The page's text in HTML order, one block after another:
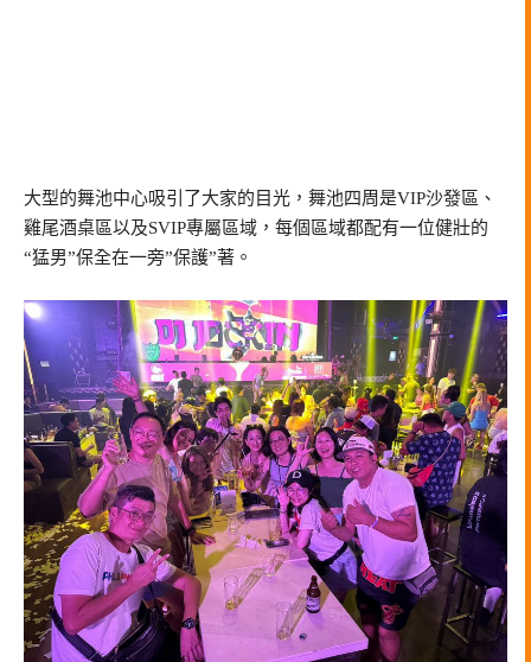
大型的舞池中心吸引了大家的目光，舞池四周是VIP沙發區、
雞尾酒桌區以及SVIP專屬區域，每個區域都配有一位健壯的
“猛男”保全在一旁”保護”著。